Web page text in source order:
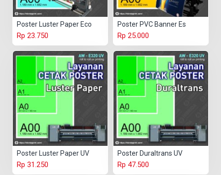
Poster Luster Paper Eco
Rp 23.750
Poster PVC Banner Es
Rp 25.000
Poster Luster Paper UV
Rp 31.250
Poster Duraltrans UV
Rp 47.500